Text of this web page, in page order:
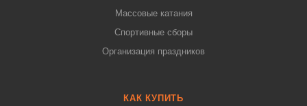
Массовые катания
Спортивные сборы
Организация праздников
КАК КУПИТЬ